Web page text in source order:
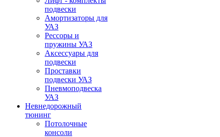
подвески
Амортизаторы для
УАЗ
Рессоры и
пружины УАЗ
Аксессуары для
подвески
Проставки
подвески УАЗ
Пневмоподвеска
УАЗ
Невнедорожный
тюнинг
Потолочные
консоли